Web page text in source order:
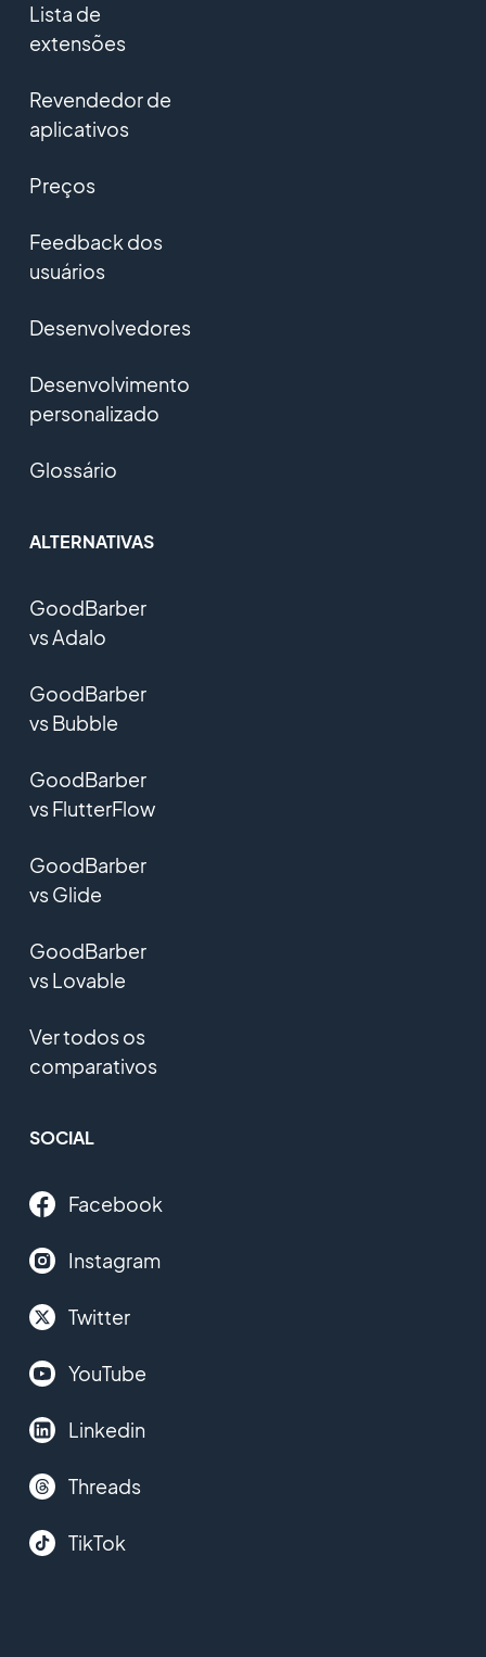
Lista de
extensões
Revendedor de
aplicativos
Preços
Feedback dos
usuários
Desenvolvedores
Desenvolvimento
personalizado
Glossário
ALTERNATIVAS
GoodBarber
vs Adalo
GoodBarber
vs Bubble
GoodBarber
vs FlutterFlow
GoodBarber
vs Glide
GoodBarber
vs Lovable
Ver todos os
comparativos
SOCIAL
Facebook
Instagram
Twitter
YouTube
Linkedin
Threads
TikTok